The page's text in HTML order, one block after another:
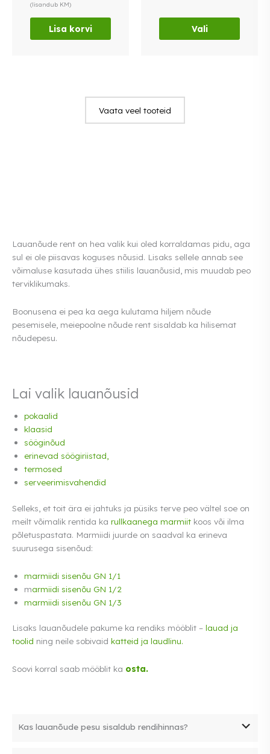
(lisandub KM)
Lisa korvi Vali
tootelehel.
Vaata veel tooteid
Lauanõude rent on hea valik kui oled korraldamas pidu, aga
sul ei ole piisavas koguses nõusid. Lisaks sellele annab see
võimaluse kasutada ühes stiilis lauanõusid, mis muudab peo
terviklikumaks.
Boonusena ei pea ka aega kulutama hiljem nõude
pesemisele, meiepoolne nõude rent sisaldab ka hilisemat
nõudepesu.
Lai valik lauanõusid
pokaalid
klaasid
sööginõud
erinevad söögiriistad,
termosed
serveerimisvahendid
Selleks, et toit ära ei jahtuks ja püsiks terve peo vältel soe on
meilt võimalik rentida ka rullkaanega marmiit koos või ilma
põletuspastata. Marmiidi juurde on saadval ka erineva
suurusega sisenõud:
marmiidi sisenõu GN 1/1
marmiidi sisenõu GN 1/2
marmiidi sisenõu GN 1/3
Lisaks lauanõudele pakume ka rendiks mööblit – lauad ja
toolid ning neile sobivaid katteid ja laudlinu.
Soovi korral saab mööblit ka osta.
Kas lauanõude pesu sisaldub rendihinnas?